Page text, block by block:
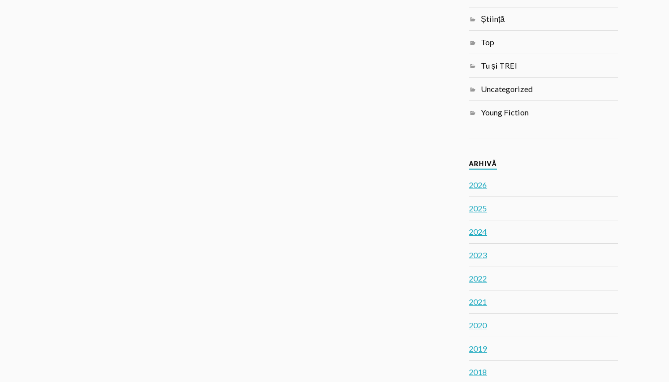
Știință
Top
Tu și TREI
Uncategorized
Young Fiction
ARHIVĂ
2026
2025
2024
2023
2022
2021
2020
2019
2018